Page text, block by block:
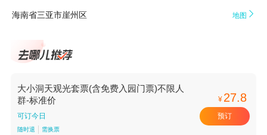
海南省三亚市崖州区 地图 
大小洞天观光套票(含免费入园门票)不限人
群-标准价
可订今日
随时退 需换票
¥ 27.8
预订